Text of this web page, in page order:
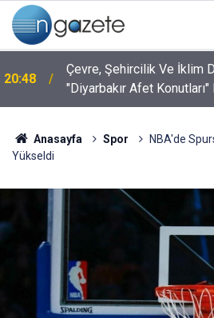
20:48
Çevre, Şehircilik Ve İklim
"Diyarbakır Afet Konutları"
Anasayfa Spor
NBA'de
Yükseldi